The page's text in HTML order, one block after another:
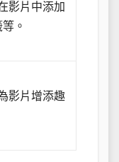
影片中添加
。
影片增添趣